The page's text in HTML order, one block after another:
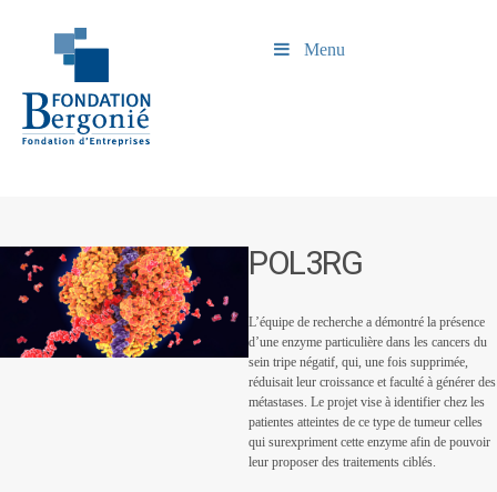
Menu
POL3RG
L’équipe de recherche a démontré la présence
d’une enzyme particulière dans les cancers du
sein tripe négatif, qui, une fois supprimée,
réduisait leur croissance et faculté à générer des
métastases. Le projet vise à identifier chez les
patientes atteintes de ce type de tumeur celles
qui surexpriment cette enzyme afin de pouvoir
leur proposer des traitements ciblés.